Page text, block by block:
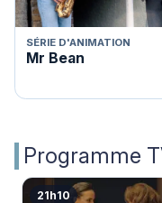
SÉRIE D'ANIMATION
Mr Bean
Programme
21h10